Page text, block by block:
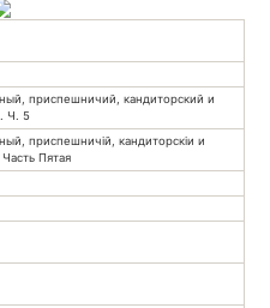
приспешничий, кандиторский и
Ч. 5
приспешничій, кандиторскіи и
Часть Пятая